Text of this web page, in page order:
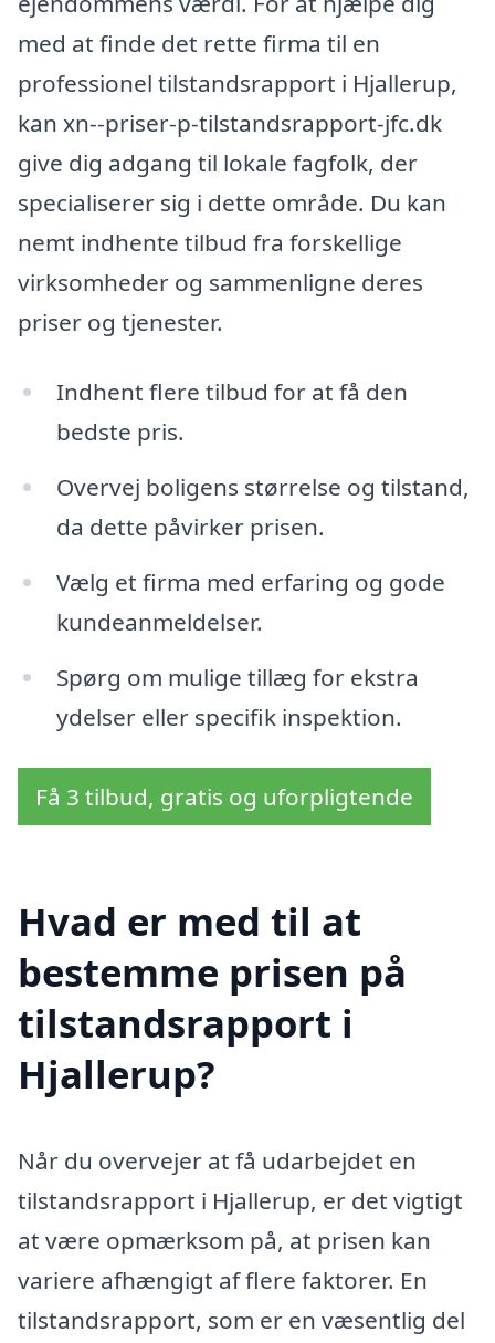
med at finde det rette firma til en
professionel tilstandsrapport i Hjallerup,
kan xn--priser-p-tilstandsrapport-jfc.dk
give dig adgang til lokale fagfolk, der
specialiserer sig i dette område. Du kan
nemt indhente tilbud fra forskellige
virksomheder og sammenligne deres
priser og tjenester.
Indhent flere tilbud for at få den
bedste pris.
Overvej boligens størrelse og tilstand,
da dette påvirker prisen.
Vælg et firma med erfaring og gode
kundeanmeldelser.
Spørg om mulige tillæg for ekstra
ydelser eller specifik inspektion.
Få 3 tilbud, gratis og uforpligtende
Hvad er med til at
bestemme prisen på
tilstandsrapport i
Hjallerup?
Når du overvejer at få udarbejdet en
tilstandsrapport i Hjallerup, er det vigtigt
at være opmærksom på, at prisen kan
variere afhængigt af flere faktorer. En
tilstandsrapport, som er en væsentlig del